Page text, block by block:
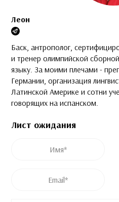
Леон
Баск, антрополог,
и тренер олимпийской
языку. За моими плечами -
Германии, организация
Латинской Америке и сотни
говорящих на испанском.
Лист ожидания
Название курса